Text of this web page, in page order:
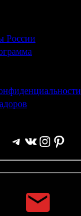
России
Telegram ВКонтакте Instagram Pinterest